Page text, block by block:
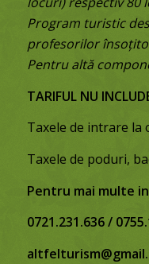
Program turistic
profesorilor
Pentru altă
TARIFUL NU
Taxele de intrare la
Taxele de poduri,
Pentru mai multe
0721.231.636 /